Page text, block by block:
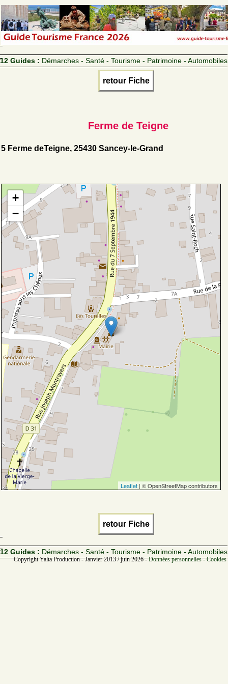
12 Guides : Démarches - Santé - Tourisme - Patrimoine - Automobiles
retour Fiche
Ferme de Teigne
5 Ferme deTeigne, 25430 Sancey-le-Grand
+
−
Leaflet | © OpenStreetMap contributors
retour Fiche
12 Guides : Démarches - Santé - Tourisme - Patrimoine - Automobiles
Copyright Yalta Production - Janvier 2013 / juin 2026 -Données personnelles -